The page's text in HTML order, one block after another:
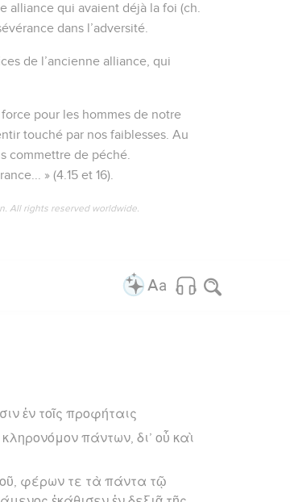
alliance qui avaient déjà la foi (ch.
dans l’adversité.
de l’ancienne alliance, qui
pour les hommes de notre
touché par nos faiblesses. Au
commettre de péché.
» (4.15 et 16).
All rights reserved worldwide.
ἐν τοῖς προφήταις
πάντων, δι’ οὗ καὶ
φέρων τε τὰ πάντα τῷ